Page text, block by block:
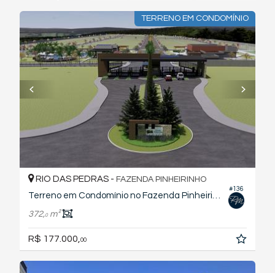
TERRENO EM CONDOMÍNIO
#136
RIO DAS PEDRAS - FAZENDA PINHEIRINHO
Terreno em Condomínio no Fazenda Pinheirinho
372,0m²
R$ 177.000, 00